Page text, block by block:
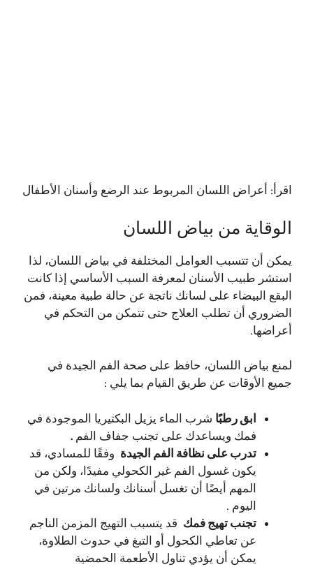
اقرأ: أعراض اللسان المربوط عند الرضع وأسنان الأطفال
الوقاية من بياض اللسان
يمكن أن تتسبب العوامل المختلفة في بياض اللسان، لذا
استشر طبيب الأسنان لمعرفة السبب الأساسي إذا كانت
البقع البيضاء على لسانك ناتجة عن حالة طبية معينة، فمن
الضروري أن تطلب العلاج حتى تتمكن من التحكم في
أعراضها.
لمنع بياض اللسان، حافظ على صحة الفم الجيدة في
جميع الأوقات عن طريق القيام بما يلي :
ابق رطبًا شرب الماء يزيل البكتيريا الموجودة في
فمك ويساعدك على تجنب جفاف الفم .
تدرب على نظافة الفم الجيدة وفقًا للمسادي، قد
يكون غسول الفم غير الكحولي مفيدًا، ولكن من
المهم أيضًا أن تغسل أسنانك ولسانك مرتين في
اليوم .
تجنب تهيج فمك قد يتسبب التهيج المزمن الناجم
عن تعاطي الكحول أو التبغ في حدوث الطلاوة،
يمكن أن يؤدي تناول الأطعمة الحمضية